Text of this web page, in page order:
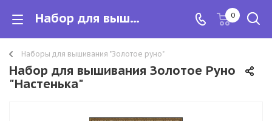
Набор для вышивания Золотое Руно "Настенька" 0
Наборы для вышивания "Золотое руно"
Набор для вышивания Золотое Руно
"Настенька"